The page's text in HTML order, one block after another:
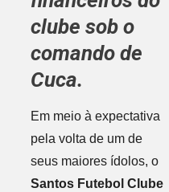
clube sob o
comando de
Cuca.
Em meio à expectativa
pela volta de um de
seus maiores ídolos, o
Santos Futebol Clube